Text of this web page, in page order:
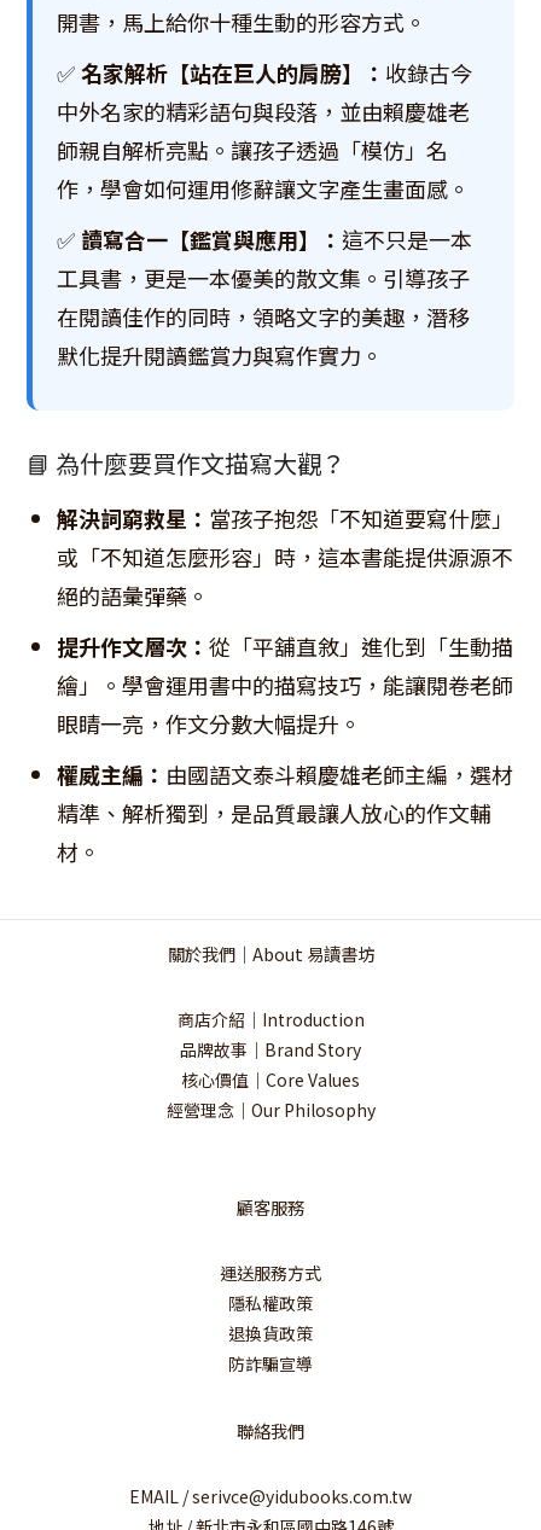
開書，馬上給你十種生動的形容方式。
✅名家解析【站在巨人的肩膀】： 收錄古今
中外名家的精彩語句與段落，並由賴慶雄老
師親自解析亮點。讓孩子透過「模仿」名
作，學會如何運用修辭讓文字產生畫面感。
✅ 讀寫合一【鑑賞與應用】： 這不只是一本
工具書，更是一本優美的散文集。引導孩子
在閱讀佳作的同時，領略文字的美趣，潛移
默化提升閱讀鑑賞力與寫作實力。
📘 為什麼要買作文描寫大觀？
解決詞窮救星： 當孩子抱怨「不知道要寫什麼」
或「不知道怎麼形容」時，這本書能提供源源不
絕的語彙彈藥。
提升作文層次： 從「平舖直敘」進化到「生動描
繪」。學會運用書中的描寫技巧，能讓閱卷老師
眼睛一亮，作文分數大幅提升。
權威主編： 由國語文泰斗賴慶雄老師主編，選材
精準、解析獨到，是品質最讓人放心的作文輔
材。
關於我們｜About 易讀書坊
商店介紹｜Introduction
品牌故事｜Brand Story
核心價值｜Core Values
經營理念｜Our Philosophy
顧客服務
運送服務方式
隱私權政策
退換貨政策
防詐騙宣導
聯絡我們
EMAIL / serivce@yidubooks.com.tw